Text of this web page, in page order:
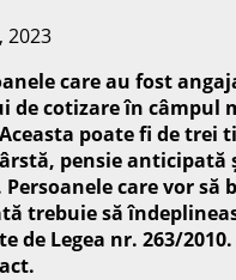
2023
care au fost
de cotizare în câmpul
poate fi de trei
pensie anticipată
care vor să
trebuie să
de Legea nr. 263/